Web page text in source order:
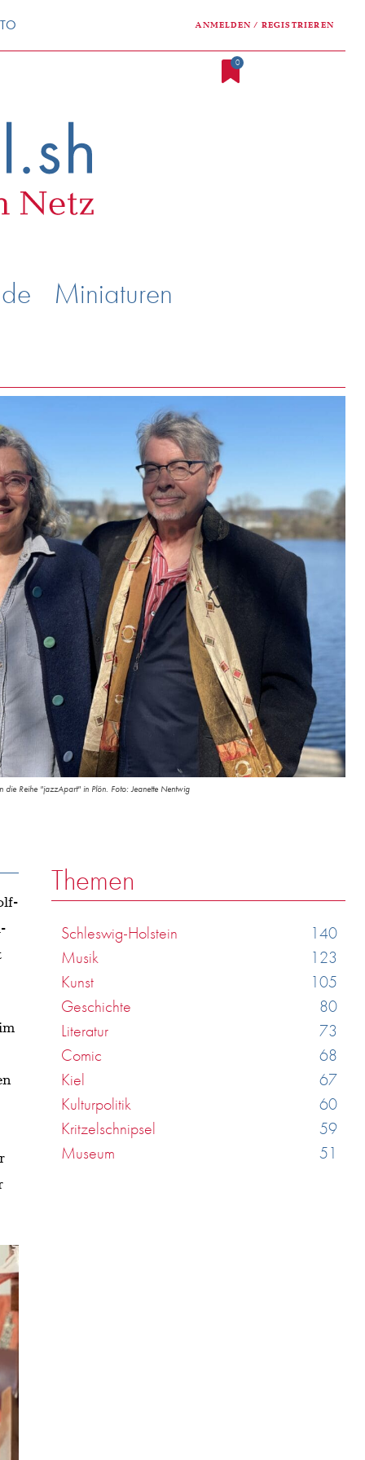
ANMELDEN / REGISTRIEREN
0
Miniaturen
Reihe "jazzApart" in Plön. Foto: Jeanette Nentwig
Themen
Schleswig-Holstein
140
Musik
123
Kunst
105
Geschichte
80
Literatur
73
Comic
68
Kiel
67
Kulturpolitik
60
Kritzelschnipsel
59
Museum
51